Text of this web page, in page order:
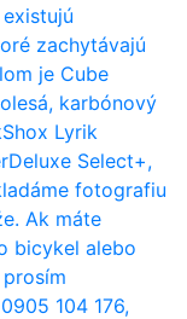
a nájdení
Žš Dunajská
vyučovania
parkovanie
v čase,
dostupných
osoba
školy
zachytávajú